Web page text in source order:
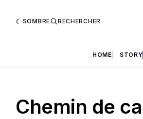
SOMBRE RECHERCHER
HOME STORY
Chemin de